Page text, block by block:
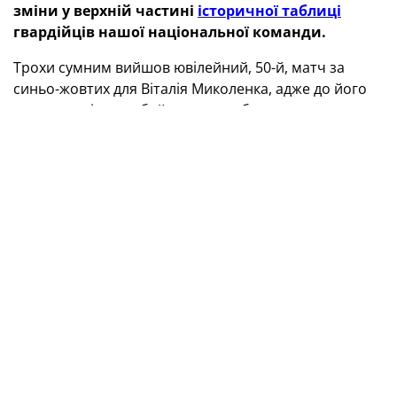
зміни у верхній частині історичної таблиці
гвардійців нашої національної команди.
Трохи сумним вийшов ювілейний, 50-й, матч за
синьо-жовтих для Віталія Миколенка, адже до його
пасиву у грі з азербайджанцями було записано